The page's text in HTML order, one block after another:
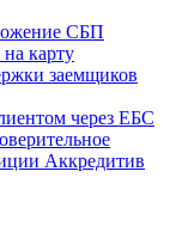
СБП
карту
заемщиков
через ЕБС
Аккредитив